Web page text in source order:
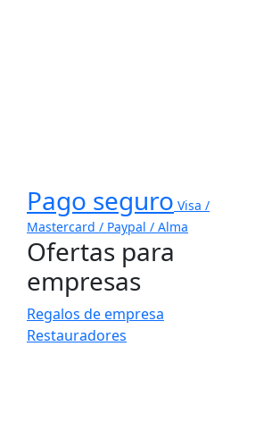
Pago seguro Visa /
Mastercard / Paypal / Alma
Ofertas para
empresas
Regalos de empresa
Restauradores